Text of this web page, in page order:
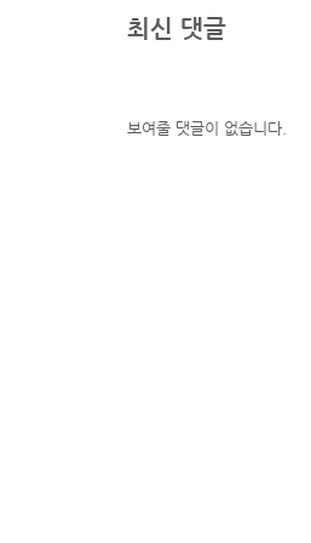
최신 댓글
보여줄 댓글이 없습니다.